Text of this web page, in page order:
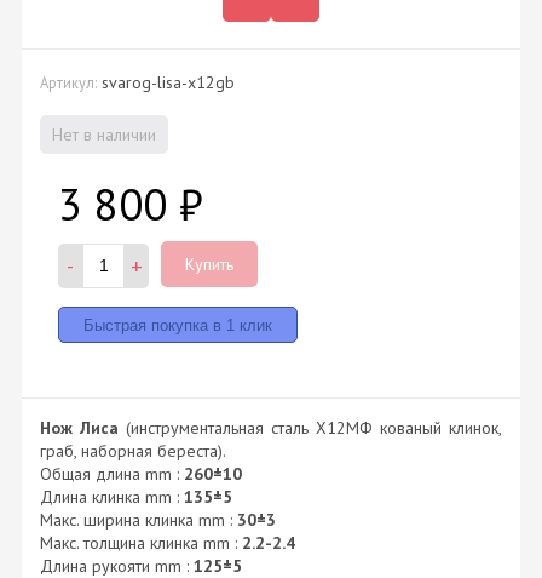
Артикул: svarog-lisa-x12gb
Нет в наличии
3 800 ₽
- + Купить
Нож Лиса (инструментальная сталь Х12МФ кованый клинок,
граб, наборная береста).
Общая длина mm : 260±10
Длина клинка mm : 135±5
Макс. ширина клинка mm : 30±3
Макс. толщина клинка mm : 2.2-2.4
Длина рукояти mm : 125±5